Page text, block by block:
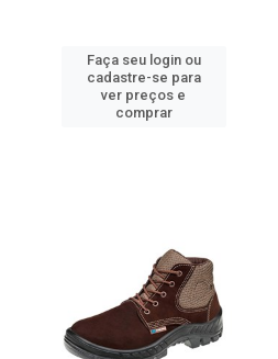
Faça seu login ou
cadastre-se para
ver preços e
comprar